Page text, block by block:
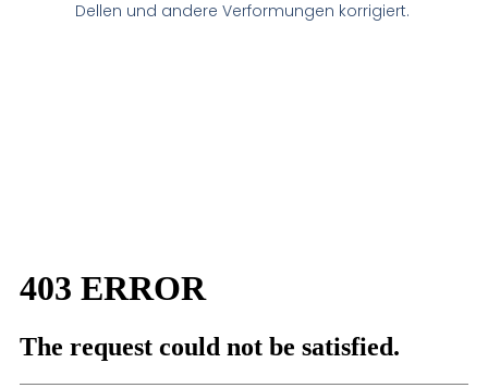
Dellen und andere Verformungen korrigiert.